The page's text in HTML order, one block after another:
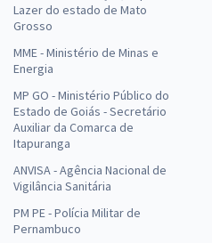
Lazer do estado de Mato
Grosso
MME - Ministério de Minas e
Energia
MP GO - Ministério Público do
Estado de Goiás - Secretário
Auxiliar da Comarca de
Itapuranga
ANVISA - Agência Nacional de
Vigilância Sanitária
PM PE - Polícia Militar de
Pernambuco